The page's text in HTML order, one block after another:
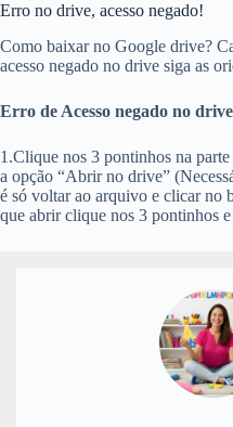
Erro no drive, acesso negado!
Como baixar no Google drive?
acesso negado no drive siga as
Erro de Acesso negado no
1.Clique nos 3 pontinhos na
a opção “Abrir no drive”
é só voltar ao arquivo e clicar no
que abrir clique nos 3 pontinhos